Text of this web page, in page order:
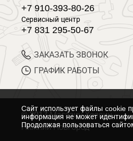
+7 910-393-80-26
Сервисный центр
+7 831 295-50-67
ЗАКАЗАТЬ ЗВОНОК
ГРАФИК РАБОТЫ
© 2017 Магазин Хозяин
Нижний Новгород
Cайт использует файлы cookie
информация не может
Продолжая пользоваться